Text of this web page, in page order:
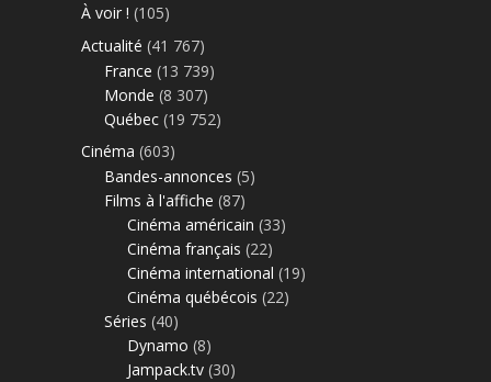
À voir ! (105)
Actualité (41 767)
France (13 739)
Monde (8 307)
Québec (19 752)
Cinéma (603)
Bandes-annonces (5)
Films à l'affiche (87)
Cinéma américain (33)
Cinéma français (22)
Cinéma international (19)
Cinéma québécois (22)
Séries (40)
Dynamo (8)
Jampack.tv (30)